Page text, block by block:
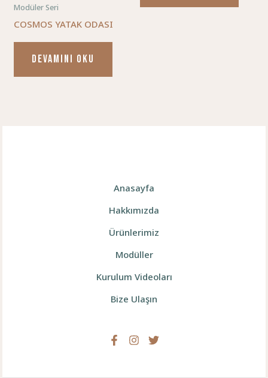
Modüler Seri
COSMOS YATAK ODASI
DEVAMINI OKU
Anasayfa
Hakkımızda
Ürünlerimiz
Modüller
Kurulum Videoları
Bize Ulaşın